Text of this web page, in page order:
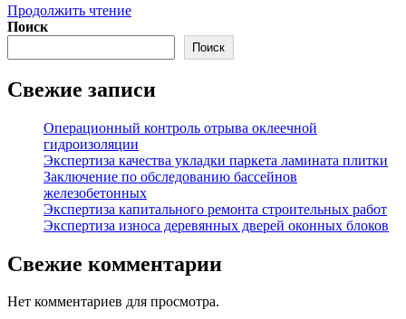
Продолжить чтениеЭкспертиза
конструкций
Поиск
Поиск
Свежие записи
Операционный контроль отрыва оклеечной
гидроизоляции
Экспертиза качества укладки паркета ламината плитки
Заключение по обследованию бассейнов
железобетонных
Экспертиза капитального ремонта строительных работ
Экспертиза износа деревянных дверей оконных блоков
Свежие комментарии
Нет комментариев для просмотра.